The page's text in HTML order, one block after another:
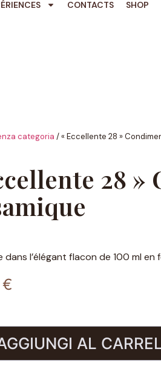
CONTACTS SHOP
categoria / « Eccellente 28 »
28 »
dans l’élégant flacon de 100 ml
€
AL